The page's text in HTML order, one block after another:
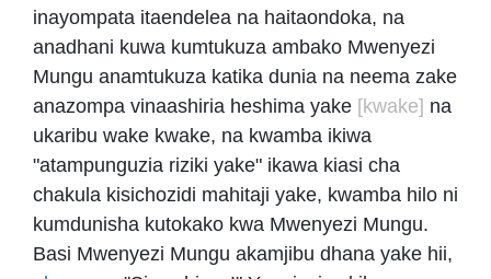
inayompata itaendelea na haitaondoka, na
anadhani kuwa kumtukuza ambako Mwenyezi
Mungu anamtukuza katika dunia na neema zake
anazompa vinaashiria heshima yake [kwake] na
ukaribu wake kwake, na kwamba ikiwa
"atampunguzia riziki yake" ikawa kiasi cha
chakula kisichozidi mahitaji yake, kwamba hilo ni
kumdunisha kutokako kwa Mwenyezi Mungu.
Basi Mwenyezi Mungu akamjibu dhana yake hii,